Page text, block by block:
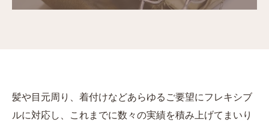
髪や目元周り、着付けなどあらゆるご要望にフレキシブ
ルに対応し、これまでに数々の実績を積み上げてまいり